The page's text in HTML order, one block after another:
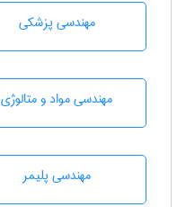
مهندسی پزشکی
مهندسی مواد و متالوژی
مهندسی پليمر